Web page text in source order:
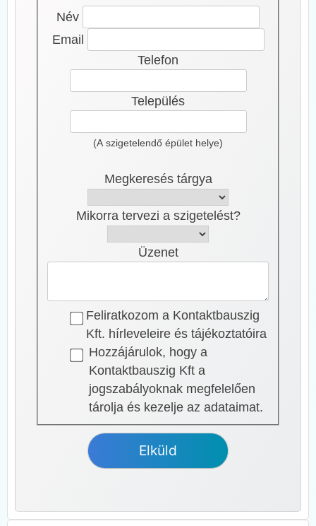
Név
Email
Telefon
Település
(A szigetelendő épület helye)
Megkeresés tárgya
Mikorra tervezi a szigetelést?
Üzenet
Feliratkozom a Kontaktbauszig
Kft. hírleveleire és tájékoztatóira
Hozzájárulok, hogy a
Kontaktbauszig Kft a
jogszabályoknak megfelelően
tárolja és kezelje az adataimat.